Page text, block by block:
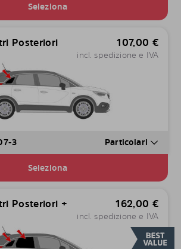
Seleziona
Posteriori 107,00 €
incl. spedizione e IVA
3 Particolari
Seleziona
Posteriori +
162,00 €
incl. spedizione e IVA